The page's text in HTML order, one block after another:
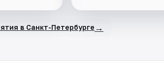
в Санкт-Петербурге →